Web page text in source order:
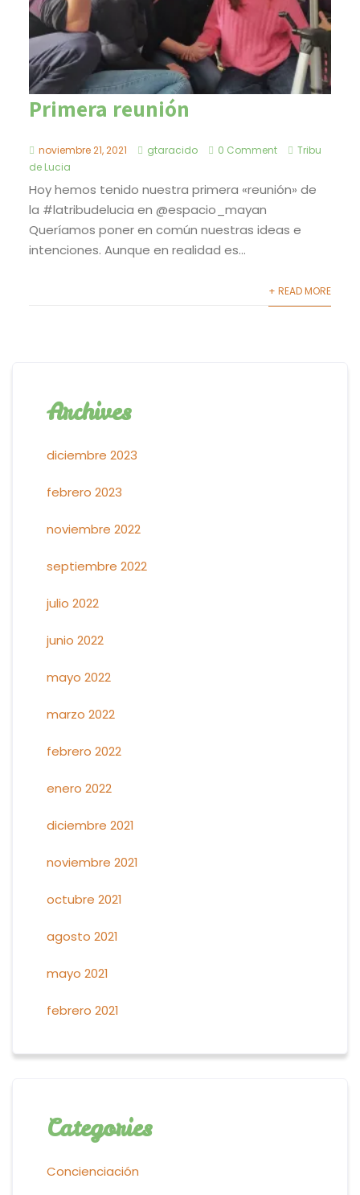
Primera reunión
noviembre 21, 2021 gtaracido 0 Comment
Tribu
de Lucia
Hoy hemos tenido nuestra primera «reunión» de
la #latribudelucia en @espacio_mayan
Queríamos poner en común nuestras ideas e
intenciones. Aunque en realidad es...
+ READ MORE
Archives
diciembre 2023
febrero 2023
noviembre 2022
septiembre 2022
julio 2022
junio 2022
mayo 2022
marzo 2022
febrero 2022
enero 2022
diciembre 2021
noviembre 2021
octubre 2021
agosto 2021
mayo 2021
febrero 2021
Categories
Concienciación